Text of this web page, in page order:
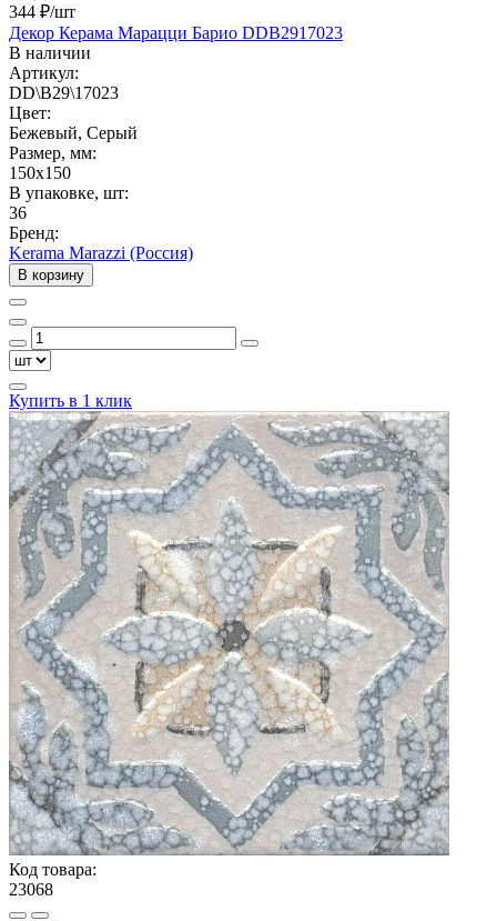
344 ₽/шт
Декор Керама Марацци Барио DDB2917023
В наличии
Артикул:
DD\B29\17023
Цвет:
Бежевый, Серый
Размер, мм:
150x150
В упаковке, шт:
36
Бренд:
Kerama Marazzi (Россия)
В корзину
Купить в 1 клик
Код товара:
23068